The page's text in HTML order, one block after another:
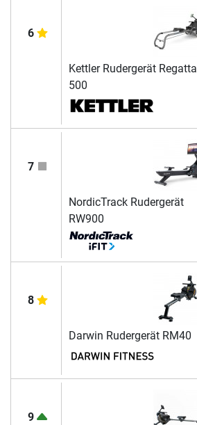
6
Kettler Rudergerät Regatta
500
7
NordicTrack Rudergerät
RW900
8
Darwin Rudergerät RM40
9